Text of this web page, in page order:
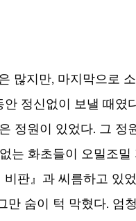
많지만, 마지막으로
정신없이 보낼 때였
정원이 있었다. 그 정
는 화초들이 오밀조
판』과 씨름하고 있
만 숨이 턱 막혔다. 엄